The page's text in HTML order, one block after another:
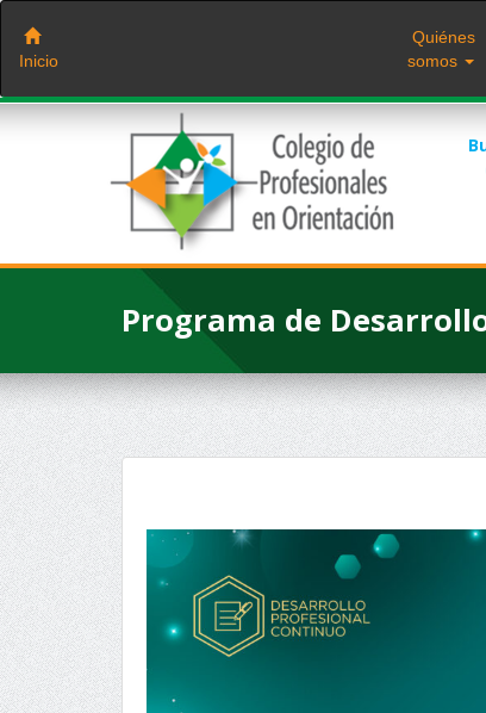
Saltar
contenido
Inicio
Quiénes
somos
Programa de